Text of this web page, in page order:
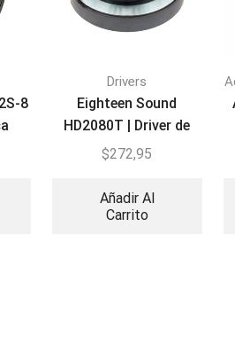
8
Drivers
Eighteen Sound
HD2080T | Driver de
compresión
$272,95
Añadir Al
Carrito